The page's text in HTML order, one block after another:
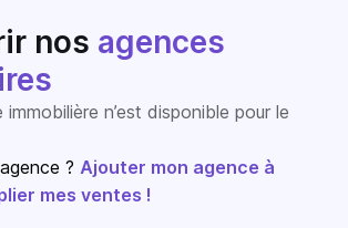
nos agences
immobilière n’est disponible pour le
? Ajouter mon agence à
mes ventes !